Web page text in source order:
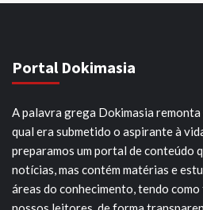
Portal Dokimasia
A palavra grega Dokimasia remonta
qual era submetido o aspirante à
preparamos um portal de conteúdo
notícias, mas contém matérias e
áreas do conhecimento, tendo